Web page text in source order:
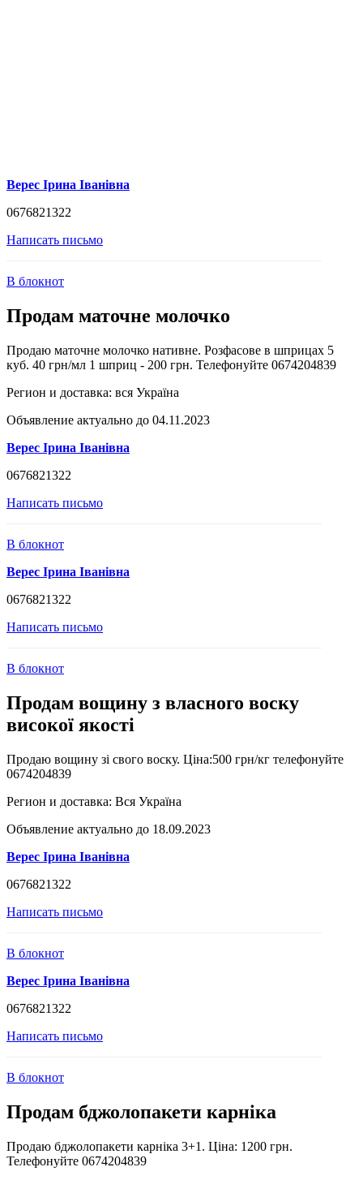
Верес Ірина Іванівна
0676821322
Написать письмо
В блокнот
Продам маточне молочко
Продаю маточне молочко нативне. Розфасове в шприцах 5
куб. 40 грн/мл 1 шприц - 200 грн. Телефонуйте 0674204839
Регион и доставка: вся Україна
Объявление актуально до 04.11.2023
Верес Ірина Іванівна
0676821322
Написать письмо
В блокнот
Верес Ірина Іванівна
0676821322
Написать письмо
В блокнот
Продам вощину з власного воску
високої якості
Продаю вощину зі свого воску. Ціна:500 грн/кг телефонуйте
0674204839
Регион и доставка: Вся Україна
Объявление актуально до 18.09.2023
Верес Ірина Іванівна
0676821322
Написать письмо
В блокнот
Верес Ірина Іванівна
0676821322
Написать письмо
В блокнот
Продам бджолопакети карніка
Продаю бджолопакети карніка 3+1. Ціна: 1200 грн.
Телефонуйте 0674204839